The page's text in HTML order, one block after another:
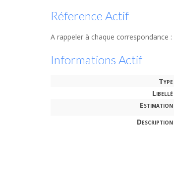
Réference Actif
A rappeler à chaque correspondance :
Informations Actif
Type
Libellé
Estimation
Description